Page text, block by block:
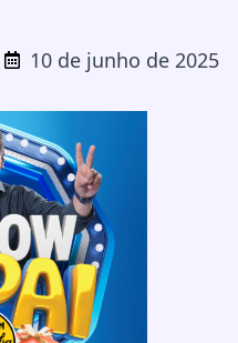
10 de junho de 2025